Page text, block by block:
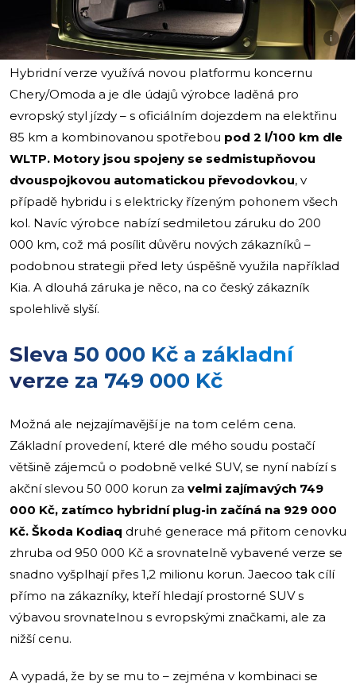
i
Hybridní verze využívá novou platformu koncernu
Chery/Omoda a je dle údajů výrobce laděná pro
evropský styl jízdy – s oficiálním dojezdem na elektřinu
85 km a kombinovanou spotřebou pod 2 l/100 km dle
WLTP. Motory jsou spojeny se sedmistupňovou
dvouspojkovou automatickou převodovkou, v
případě hybridu i s elektricky řízeným pohonem všech
kol. Navíc výrobce nabízí sedmiletou záruku do 200
000 km, což má posílit důvěru nových zákazníků –
podobnou strategii před lety úspěšně využila například
Kia. A dlouhá záruka je něco, na co český zákazník
spolehlivě slyší.
Sleva 50 000 Kč a základní
verze za 749 000 Kč
Možná ale nejzajímavější je na tom celém cena.
Základní provedení, které dle mého soudu postačí
většině zájemců o podobně velké SUV, se nyní nabízí s
akční slevou 50 000 korun za velmi zajímavých 749
000 Kč, zatímco hybridní plug-in začíná na 929 000
Kč. Škoda Kodiaq druhé generace má přitom cenovku
zhruba od 950 000 Kč a srovnatelně vybavené verze se
snadno vyšplhají přes 1,2 milionu korun. Jaecoo tak cílí
přímo na zákazníky, kteří hledají prostorné SUV s
výbavou srovnatelnou s evropskými značkami, ale za
nižší cenu.
A vypadá, že by se mu to – zejména v kombinaci se